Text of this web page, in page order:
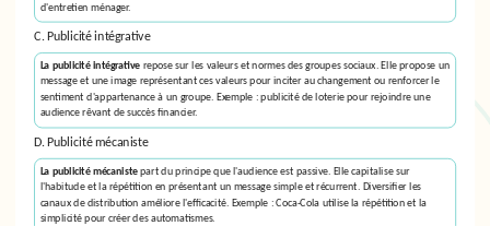
d'entretien ménager.
C. Publicité intégrative
La publicité intégrative repose sur les valeurs et normes des groupes sociaux. Elle propose un
message et une image représentant ces valeurs pour inciter au changement ou renforcer le
sentiment d'appartenance à un groupe. Exemple : publicité de loterie pour rejoindre une
audience rêvant de succès financier.
D. Publicité mécaniste
La publicité mécanistepart du principe que l'audience est passive. Elle capitalise sur
l'habitude et la répétition en présentant un message simple et récurrent. Diversifier les
canaux de distribution améliore l'efficacité. Exemple : Coca-Cola utilise la répétition et la
simplicité pour créer des automatismes.